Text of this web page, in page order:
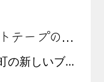
益子町オリジナルクラフトテープの配布について
益子町では令和２年度に、町の新しいブランドビジュアルを制作しました。 詳細については、ブランドコンセプトサイトhttps://mashiko.townをご覧ください。 これに伴い、ブランドビジュアルをベースとした「クラフ […]